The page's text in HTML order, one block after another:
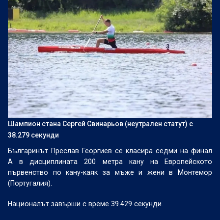
Шампион стана Сергей Свинарьов (неутрален статут) с
38.279 секунди
Българинът Преслав Георгиев се класира седми на финал
А в дисциплината 200 метра кану на Европейското
първенство по кану-каяк за мъже и жени в Монтемор
(Португалия).
Националът завърши с време 39.429 секунди.